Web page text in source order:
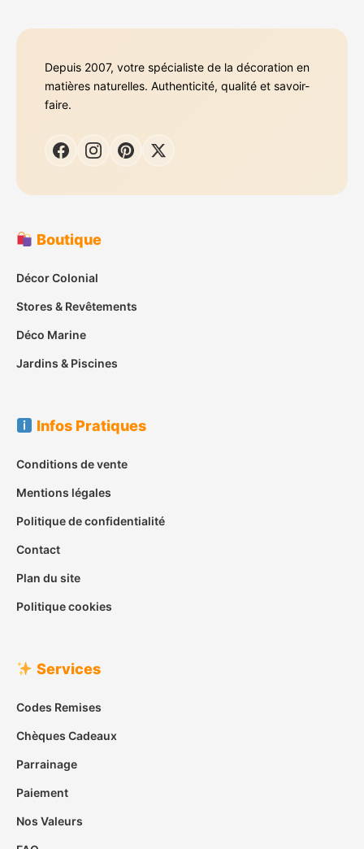
Depuis 2007, votre spécialiste de la décoration en
matières naturelles. Authenticité, qualité et savoir-
faire.
Boutique
Décor Colonial
Stores & Revêtements
Déco Marine
Jardins & Piscines
Infos Pratiques
Conditions de vente
Mentions légales
Politique de confidentialité
Contact
Plan du site
Politique cookies
Services
Codes Remises
Chèques Cadeaux
Parrainage
Paiement
Nos Valeurs